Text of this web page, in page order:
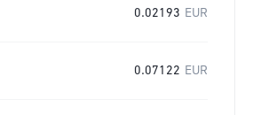
0.02193 EUR
0.07122 EUR